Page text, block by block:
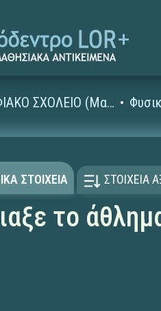
ΨΗΦΙΑΚΟ ΣΧΟΛΕΙΟ (Μαθησιακά Αντικείμενα)
ΣΤΟΙΧΕΙΑ ΣΤΟΙΧΕΙΑ
το